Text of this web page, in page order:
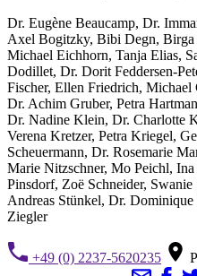
Dr. Eugène Beaucamp, Dr.
Axel Bogitzky, Bibi Degn, Birga
Michael Eichhorn, Tanja Elias,
Dodillet, Dr. Dorit Feddersen-
Fischer, Ellen Friedrich, Michael
Dr. Achim Gruber, Petra
Dr. Nadine Klein, Dr. Charlotte
Verena Kretzer, Petra Kriegel,
Scheuermann, Dr. Rosemarie
Marie Nitzschner, Mo Peichl,
Pinsdorf, Zoë Schneider,
Andreas Stünkel, Dr.
Ziegler
+49 (0) 2237-5620235